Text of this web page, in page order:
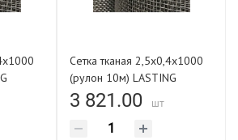
Сетка тканая 2,5х0,4х1000
(рулон 10м) LASTING
TOOLS
3 821.00 шт